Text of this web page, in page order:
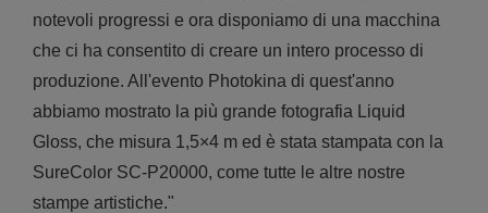
notevoli progressi e ora disponiamo di una macchina
che ci ha consentito di creare un intero processo di
produzione. All'evento Photokina di quest'anno
abbiamo mostrato la più grande fotografia Liquid
Gloss, che misura 1,5×4 m ed è stata stampata con la
SureColor SC-P20000, come tutte le altre nostre
stampe artistiche."